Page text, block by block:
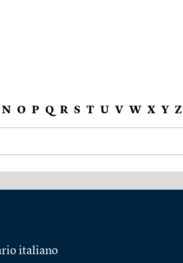
N O P Q R S T U V W X Y Z
italiano